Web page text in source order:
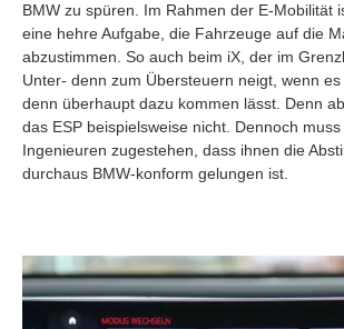
BMW zu spüren. Im Rahmen der E-Mobilität
eine hehre Aufgabe, die Fahrzeuge auf die
abzustimmen. So auch beim iX, der im
Unter- denn zum Übersteuern neigt, wenn
denn überhaupt dazu kommen lässt. Denn
das ESP beispielsweise nicht. Dennoch
Ingenieuren zugestehen, dass ihnen die
durchaus BMW-konform gelungen ist.